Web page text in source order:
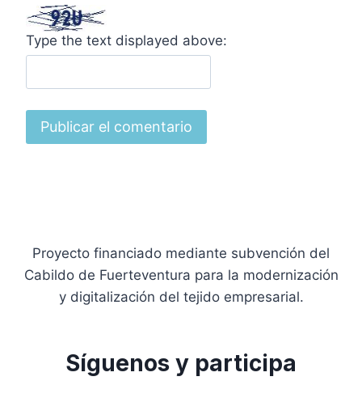
Type the text displayed above:
Proyecto financiado mediante subvención del
Cabildo de Fuerteventura para la modernización
y digitalización del tejido empresarial.
Síguenos y participa